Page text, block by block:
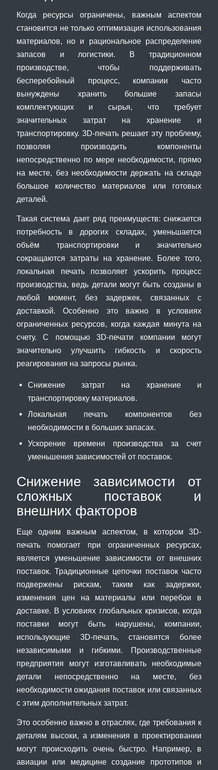
Когда ресурсы ограничены, важным аспектом
становится не только оптимизация использования
материалов, но и рациональное распределение
запасов и логистики. В традиционном
производстве, чтобы поддерживать
бесперебойный процесс, компании часто
вынуждены хранить большие запасы
комплектующих и сырья, что требует
значительных затрат на хранение и
транспортировку. 3D-печать решает эту проблему,
позволяя производить компоненты
непосредственно по мере необходимости, прямо
на месте, без необходимости держать на складе
большое количество материалов или готовых
деталей.
Такая система дает ряд преимуществ: снижается
потребность в дорогих складах, уменьшается
объём транспортировки и значительно
сокращаются затраты на хранение. Более того,
локальная печать позволяет ускорить процесс
производства, ведь детали могут быть созданы в
любой момент, без задержек, связанных с
доставкой. Особенно это важно в условиях
ограниченных ресурсов, когда каждая минута на
счету. С помощью 3D-печати компании могут
значительно улучшить гибкость и скорость
реагирования на запросы рынка.
Снижение затрат на хранение и
транспортировку материалов.
Локальная печать компонентов без
необходимости в больших запасах.
Ускорение времени производства за счет
уменьшения зависимостей от поставок.
Снижение зависимости от
сложных поставок и
внешних факторов
Еще одним важным аспектом, в котором 3D-
печать помогает при ограниченных ресурсах,
является уменьшение зависимости от внешних
поставок. Традиционные цепочки поставок часто
подвержены рискам, таким как задержки,
изменения цен на материалы или перебои в
доставке. В условиях глобальных кризисов, когда
поставки могут быть нарушены, компании,
использующие 3D-печать, становятся более
независимыми и гибкими. Производственные
предприятия могут изготавливать необходимые
детали непосредственно на месте, без
необходимости ожидания поставок или связанных
с этим дополнительных затрат.
Это особенно важно в отраслях, где требования к
деталям высоки, а изменения в проектировании
могут происходить очень быстро. Например, в
авиации или медицине создание прототипов и